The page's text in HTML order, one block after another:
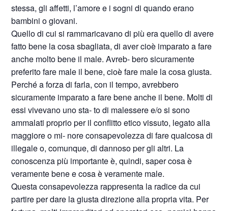
stessa, gli affetti, l’amore e i sogni di quando erano
bambini o giovani.
Quello di cui si rammaricavano di più era quello di avere
fatto bene la cosa sbagliata, di aver cioè imparato a fare
anche molto bene il male. Avreb- bero sicuramente
preferito fare male il bene, cioè fare male la cosa giusta.
Perché a forza di farla, con il tempo, avrebbero
sicuramente imparato a fare bene anche il bene. Molti di
essi vivevano uno sta- to di malessere e/o si sono
ammalati proprio per il conflitto etico vissuto, legato alla
maggiore o mi- nore consapevolezza di fare qualcosa di
illegale o, comunque, di dannoso per gli altri. La
conoscenza più importante è, quindi, saper cosa è
veramente bene e cosa è veramente male.
Questa consapevolezza rappresenta la radice da cui
partire per dare la giusta direzione alla propria vita. Per